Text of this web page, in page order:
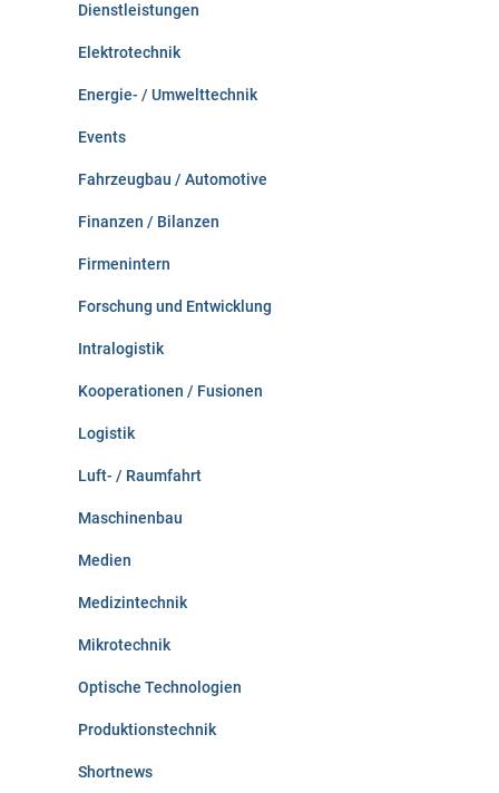
Dienstleistungen
Elektrotechnik
Energie- / Umwelttechnik
Events
Fahrzeugbau / Automotive
Finanzen / Bilanzen
Firmenintern
Forschung und Entwicklung
Intralogistik
Kooperationen / Fusionen
Logistik
Luft- / Raumfahrt
Maschinenbau
Medien
Medizintechnik
Mikrotechnik
Optische Technologien
Produktionstechnik
Shortnews